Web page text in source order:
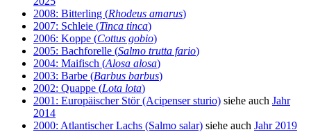
2008: Bitterling (Rhodeus amarus)
2007: Schleie (Tinca tinca)
2006: Koppe (Cottus gobio)
2005: Bachforelle (Salmo trutta fario)
2004: Maifisch (Alosa alosa)
2003: Barbe (Barbus barbus)
2002: Quappe (Lota lota)
2001: Europäischer Stör (Acipenser sturio) siehe auch Jahr
2014
2000: Atlantischer Lachs (Salmo salar) siehe auch Jahr 2019